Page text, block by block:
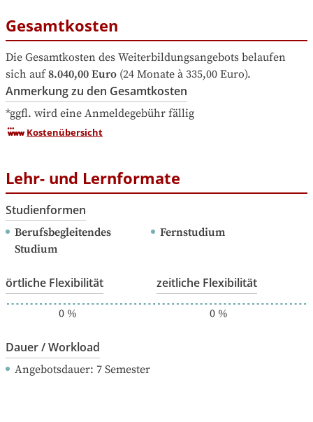
Gesamtkosten
Die Gesamtkosten des Weiterbildungsangebots belaufen
sich auf 8.040,00 Euro (24 Monate à 335,00 Euro).
Anmerkung zu den Gesamtkosten
*ggfl. wird eine Anmeldegebühr fällig
Kostenübersicht
Lehr- und Lernformate
Studienformen
Berufsbegleitendes
Studium
Fernstudium
örtliche Flexibilität
0%
zeitliche Flexibilität
0%
Dauer / Workload
Angebotsdauer: 7 Semester